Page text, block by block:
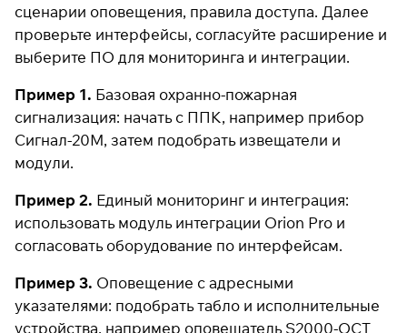
сценарии оповещения, правила доступа. Далее
проверьте интерфейсы, согласуйте расширение и
выберите ПО для мониторинга и интеграции.
Пример 1. Базовая охранно-пожарная
сигнализация: начать с ППК, например прибор
Сигнал-20М, затем подобрать извещатели и
модули.
Пример 2. Единый мониторинг и интеграция:
использоватьмодуль интеграции Orion Pro и
согласовать оборудование по интерфейсам.
Пример 3. Оповещение с адресными
указателями: подобрать табло и исполнительные
устройства, например оповещатель S2000-ОСТ